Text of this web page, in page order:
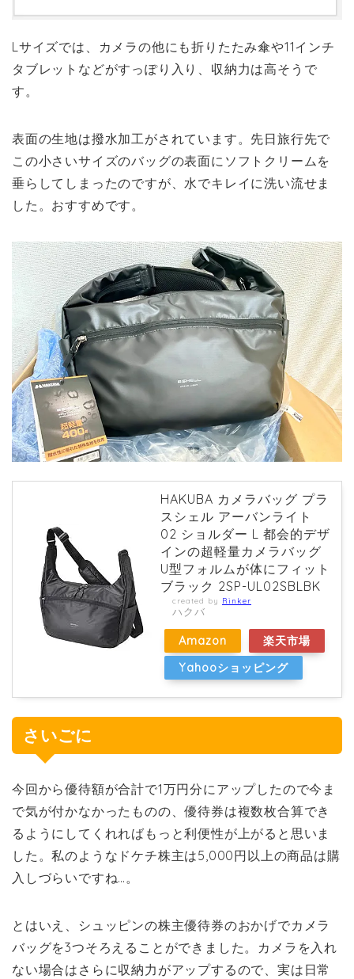
Lサイズでは、カメラの他にも折りたたみ傘や11インチ
タブレットなどがすっぽり入り、収納力は高そうで
す。
表面の生地は撥水加工がされています。先日旅行先で
この小さいサイズのバッグの表面にソフトクリームを
垂らしてしまったのですが、水でキレイに洗い流せま
した。おすすめです。
HAKUBA カメラバッグ プラ
スシェル アーバンライト
02 ショルダー L 都会的デザ
インの超軽量カメラバッグ
U型フォルムが体にフィット
ブラック 2SP-UL02SBLBK
created by Rinker
ハクバ
Amazon
楽天市場
Yahooショッピング
さいごに
今回から優待額が合計で1万円分にアップしたので今ま
で気が付かなかったものの、優待券は複数枚合算でき
るようにしてくれればもっと利便性が上がると思いま
した。私のようなドケチ株主は5,000円以上の商品は購
入しづらいですね…。
とはいえ、シュッピンの株主優待券のおかげでカメラ
バッグを3つそろえることができました。カメラを入れ
ない場合はさらに収納力がアップするので、実は日常